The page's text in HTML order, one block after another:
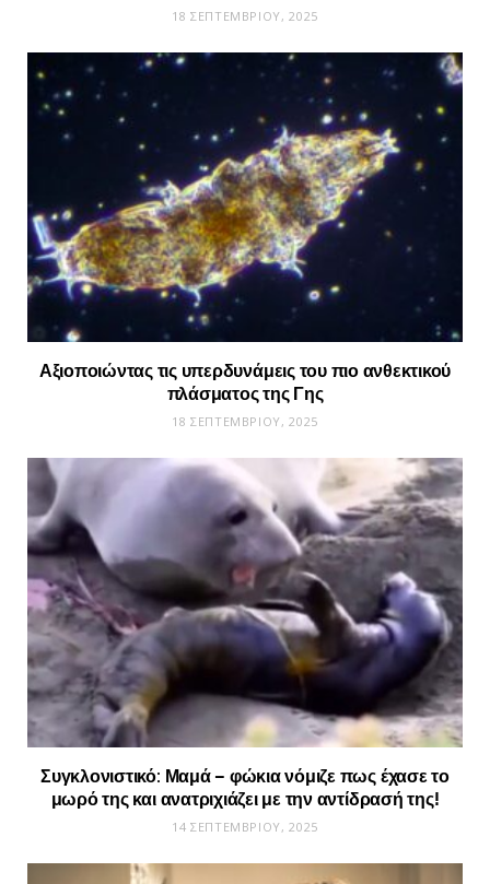
18 ΣΕΠΤΕΜΒΡΊΟΥ, 2025
Αξιοποιώντας τις υπερδυνάμεις του πιο ανθεκτικού
πλάσματος της Γης
18 ΣΕΠΤΕΜΒΡΊΟΥ, 2025
Συγκλονιστικό: Μαμά – φώκια νόμιζε πως έχασε το
μωρό της και ανατριχιάζει με την αντίδρασή της!
14 ΣΕΠΤΕΜΒΡΊΟΥ, 2025